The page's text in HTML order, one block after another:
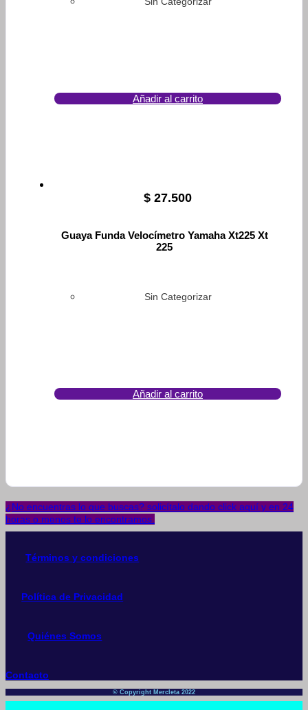
Añadir al carrito
$ 27.500
Guaya Funda Velocímetro Yamaha Xt225 Xt
225
Sin Categorizar
Añadir al carrito
¿No encuentras lo que buscas? solicítalo dando click aquí y en 24
horas o menos te lo encontramos.
Términos y condiciones
Política de Privacidad
Quiénes Somos
Contacto
© Copyright Mercleta 2022